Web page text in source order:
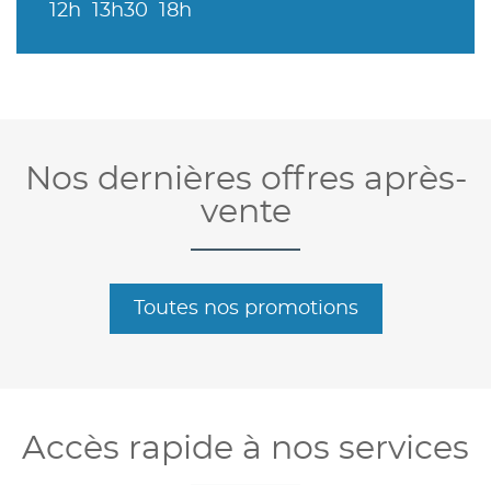
12h 13h30 18h
Nos dernières offres après-
vente
Toutes nos promotions
Accès rapide à nos services